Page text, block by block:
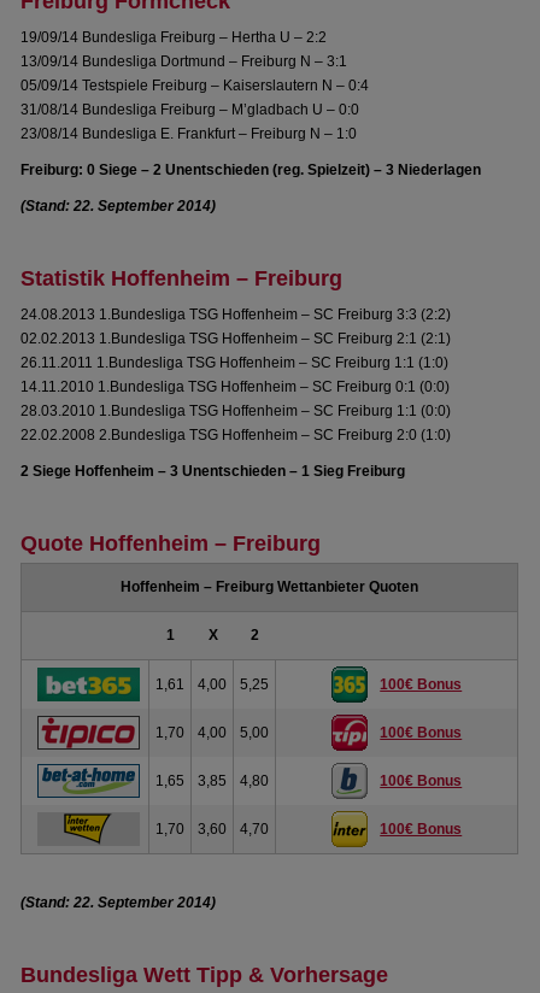
19/09/14 Bundesliga Freiburg – Hertha U – 2:2
13/09/14 Bundesliga Dortmund – Freiburg N – 3:1
05/09/14 Testspiele Freiburg – Kaiserslautern N – 0:4
31/08/14 Bundesliga Freiburg – M’gladbach U – 0:0
23/08/14 Bundesliga E. Frankfurt – Freiburg N – 1:0
Freiburg: 0 Siege – 2 Unentschieden (reg. Spielzeit) – 3 Niederlagen
(Stand: 22. September 2014)
Statistik Hoffenheim – Freiburg
24.08.2013 1.Bundesliga TSG Hoffenheim – SC Freiburg 3:3 (2:2)
02.02.2013 1.Bundesliga TSG Hoffenheim – SC Freiburg 2:1 (2:1)
26.11.2011 1.Bundesliga TSG Hoffenheim – SC Freiburg 1:1 (1:0)
14.11.2010 1.Bundesliga TSG Hoffenheim – SC Freiburg 0:1 (0:0)
28.03.2010 1.Bundesliga TSG Hoffenheim – SC Freiburg 1:1 (0:0)
22.02.2008 2.Bundesliga TSG Hoffenheim – SC Freiburg 2:0 (1:0)
2 Siege Hoffenheim – 3 Unentschieden – 1 Sieg Freiburg
Quote Hoffenheim – Freiburg
Hoffenheim – Freiburg Wettanbieter Quoten
1 X 2
1,61 4,00 5,25 100€ Bonus
1,70 4,00 5,00 100€ Bonus
1,65 3,85 4,80 100€ Bonus
1,70 3,60 4,70 100€ Bonus
(Stand: 22. September 2014)
Bundesliga Wett Tipp & Vorhersage